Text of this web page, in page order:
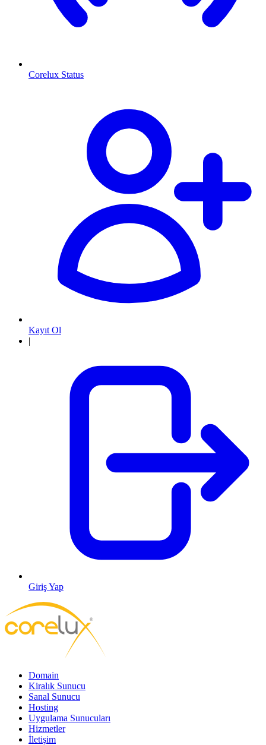
Corelux Status
Kayıt Ol
|
Giriş Yap
Domain
Kiralık Sunucu
Sanal Sunucu
Hosting
Uygulama Sunucuları
Hizmetler
İletişim